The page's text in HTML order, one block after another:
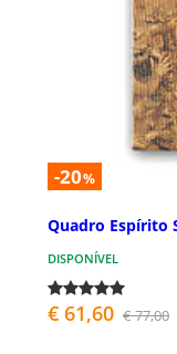
-20%
Quadro Espírito
DISPONÍVEL
€ 61,60 € 77,00